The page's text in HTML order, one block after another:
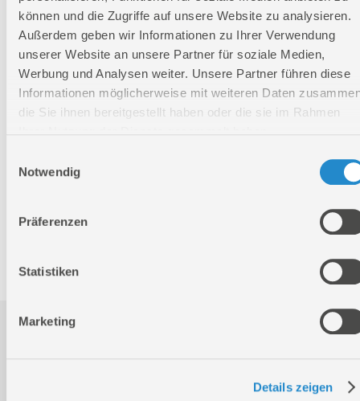
können und die Zugriffe auf unsere Website zu analysieren.
Außerdem geben wir Informationen zu Ihrer Verwendung
unserer Website an unsere Partner für soziale Medien,
Werbung und Analysen weiter. Unsere Partner führen diese
Informationen möglicherweise mit weiteren Daten
die Sie ihnen bereitgestellt haben oder die sie im Rahmen
Notwendig
Präferenzen
Statistiken
Marketing
Details zeigen
Logistische Daten
Länge
96 mm
Breite
17 mm
Nettogewicht:
GTIN:
4015671581501